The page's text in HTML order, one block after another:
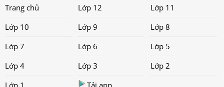
Trang chủ Lớp 12
Lớp 11
Lớp 10
Lớp 9
Lớp 8
Lớp 7
Lớp 6
Lớp 5
Lớp 4
Lớp 3
Lớp 2